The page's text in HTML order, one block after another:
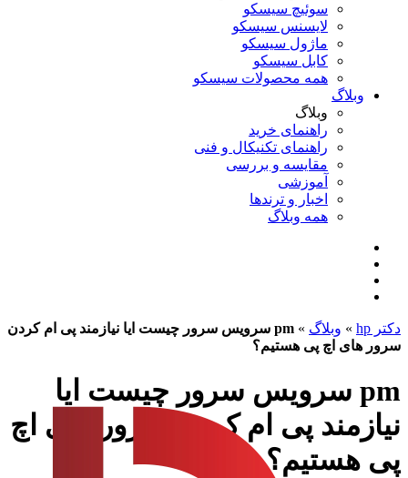
سوئیچ سیسکو
لایسنس سیسکو
ماژول سیسکو
کابل سیسکو
همه محصولات سیسکو
وبلاگ
وبلاگ
راهنمای خرید
راهنمای تکنیکال و فنی
مقایسه و بررسی
آموزشی
اخبار و ترندها
همه وبلاگ
دکتر hp » وبلاگ »
pm سرویس سرور چیست ایا نیازمند پی ام کردن
سرور های اچ پی هستیم؟
pm سرویس سرور چیست ایا
نیازمند پی ام کردن سرور های اچ
پی هستیم؟